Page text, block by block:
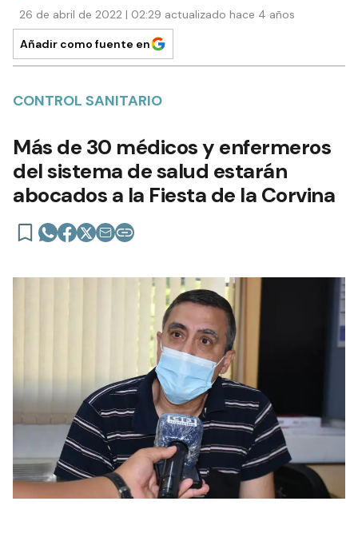
26 de abril de 2022 | 02:29 actualizado hace 4 años
Añadir como fuente en
CONTROL SANITARIO
Más de 30 médicos y enfermeros
del sistema de salud estarán
abocados a la Fiesta de la Corvina